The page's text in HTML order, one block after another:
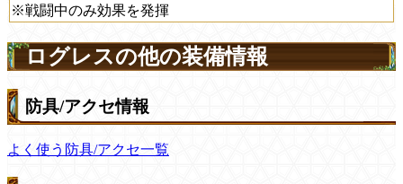
※戦闘中のみ効果を発揮
ログレスの他の装備情報
防具/アクセ情報
よく使う防具/アクセ一覧